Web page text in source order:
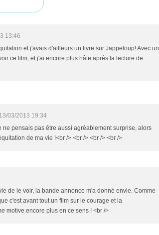
13:46
et j'avais d'ailleurs un livre sur Jappeloup! Avec un
ce film, et j'ai encore plus hâte aprẻs la lecture de
13/03/2013 19:34
ne pensais pas être aussi agréablement surprise, alors
de ma vie !<br /> <br /> <br /> <br />
de le voir, la bande annonce m'a donné envie. Comme
c'est avant tout un film sur le courage et la
motive encore plus en ce sens ! <br />